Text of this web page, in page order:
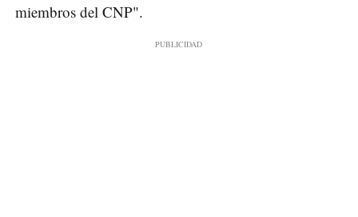
miembros del CNP".